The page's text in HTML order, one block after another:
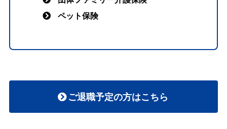
ペット保険
ご退職予定の方はこちら